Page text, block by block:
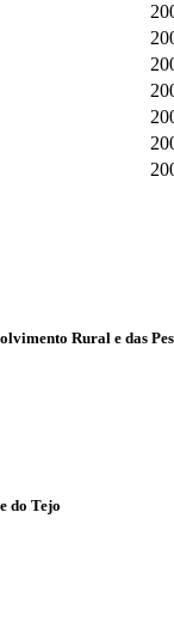
Rural e das
do Tejo